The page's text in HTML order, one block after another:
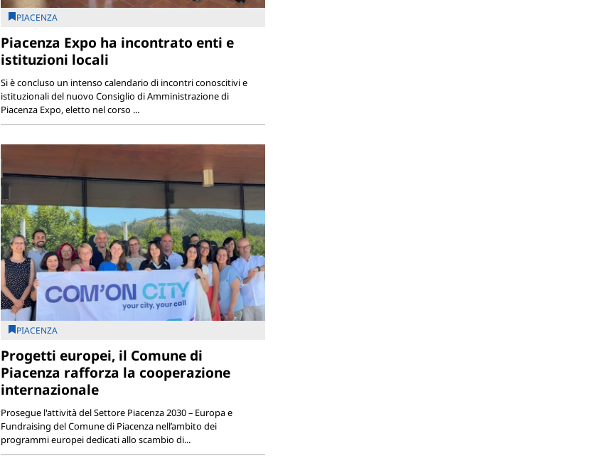
PIACENZA
Piacenza Expo ha incontrato enti e
istituzioni locali
Si è concluso un intenso calendario di incontri conoscitivi e
istituzionali del nuovo Consiglio di Amministrazione di
Piacenza Expo, eletto nel corso ...
PIACENZA
Progetti europei, il Comune di
Piacenza rafforza la cooperazione
internazionale
Prosegue l'attività del Settore Piacenza 2030 – Europa e
Fundraising del Comune di Piacenza nell’ambito dei
programmi europei dedicati allo scambio di...